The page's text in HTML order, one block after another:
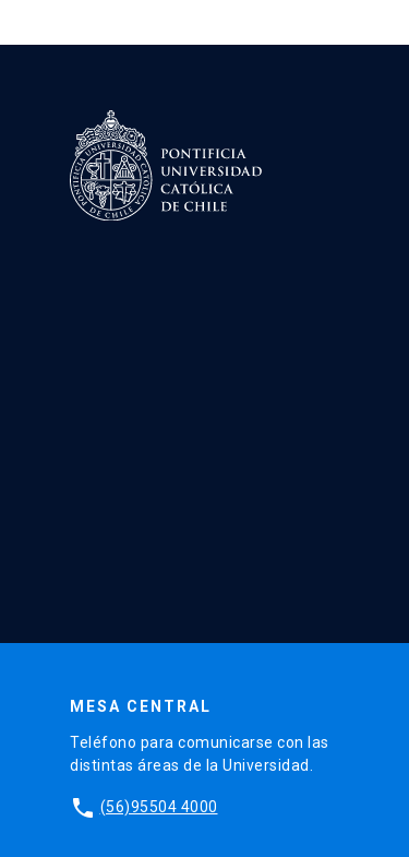
MESA CENTRAL
Teléfono para comunicarse con las
distintas áreas de la Universidad.
phone (56)95504 4000